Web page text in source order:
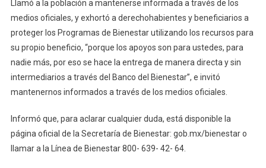
Llamó a la población a mantenerse informada a través de los
medios oficiales, y exhortó a derechohabientes y beneficiarios a
proteger los Programas de Bienestar utilizando los recursos para
su propio beneficio, “porque los apoyos son para ustedes, para
nadie más, por eso se hace la entrega de manera directa y sin
intermediarios a través del Banco del Bienestar”, e invitó
mantenernos informados a través de los medios oficiales.
Informó que, para aclarar cualquier duda, está disponible la
página oficial de la Secretaría de Bienestar: gob.mx/bienestar o
llamar a la Línea de Bienestar 800- 639- 42- 64.